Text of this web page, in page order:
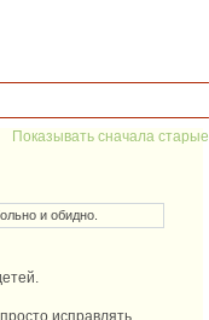
Показывать сначала старые
и обидно.
исправлять